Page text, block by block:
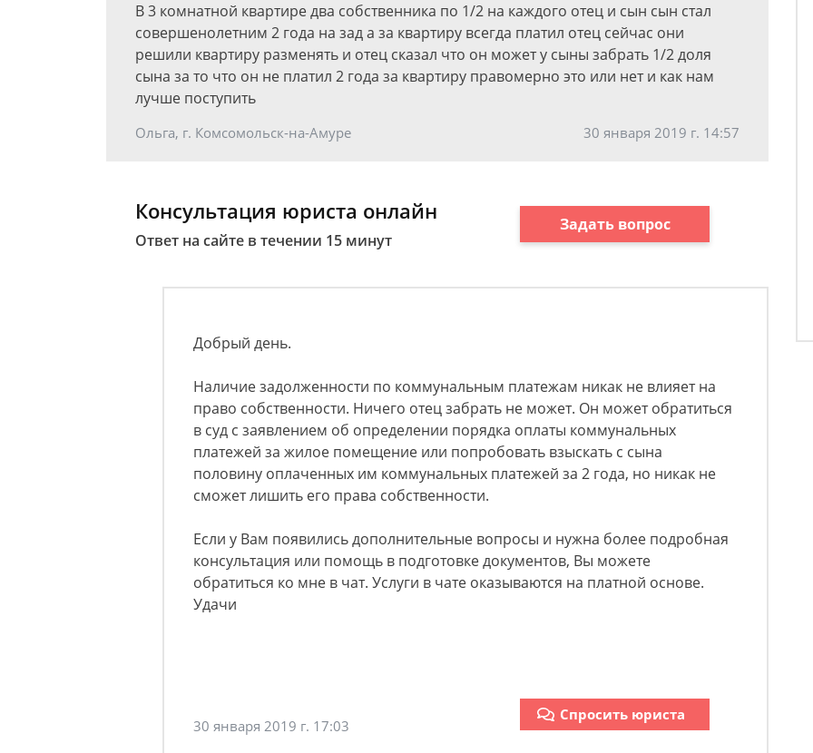
В 3 комнатной квартире два собственника по 1/2 на каждого отец и сын сын стал
совершенолетним 2 года на зад а за квартиру всегда платил отец сейчас они
решили квартиру разменять и отец сказал что он может у сыны забрать 1/2 доля
сына за то что он не платил 2 года за квартиру правомерно это или нет и как нам
лучше поступить
Ольга, г. Комсомольск-на-Амуре 30 января 2019 г. 14:57
Консультация юриста онлайн
Ответ на сайте в течении 15 минут
Задать вопрос
Добрый день.
Наличие задолженности по коммунальным платежам никак не влияет на
право собственности. Ничего отец забрать не может. Он может обратиться
в суд с заявлением об определении порядка оплаты коммунальных
платежей за жилое помещение или попробовать взыскать с сына
половину оплаченных им коммунальных платежей за 2 года, но никак не
сможет лишить его права собственности.
Если у Вам появились дополнительные вопросы и нужна более подробная
консультация или помощь в подготовке документов, Вы можете
обратиться ко мне в чат. Услуги в чате оказываются на платной основе.
Удачи
30 января 2019 г. 17:03
Спросить юриста